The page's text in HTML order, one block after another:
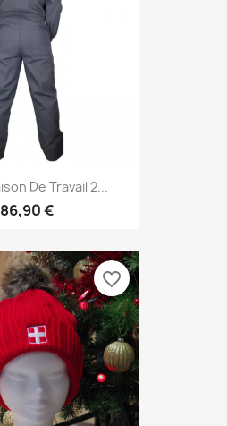
De Travail 2...
86,90 €
favorite_border